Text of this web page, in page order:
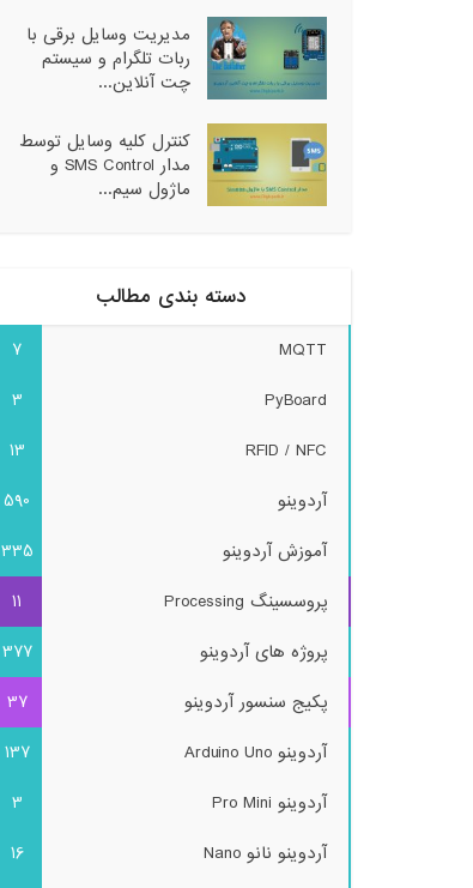
مدیریت وسایل برقی با
ربات تلگرام و سیستم
چت آنلاین...
کنترل کلیه وسایل توسط
مدار SMS Control و
ماژول سیم...
دسته بندی مطالب
MQTT
7
PyBoard
3
RFID / NFC
13
آردوینو
590
آموزش آردوینو
335
پروسسینگ Processing
11
پروژه های آردوینو
377
پکیج سنسور آردوینو
37
آردوینو Arduino Uno
137
آردوینو Pro Mini
3
آردوینو نانو Nano
16